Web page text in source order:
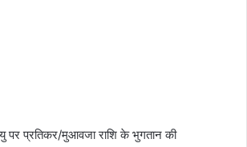
पर प्रतिकर/मुआवजा राशि के भुगतान की